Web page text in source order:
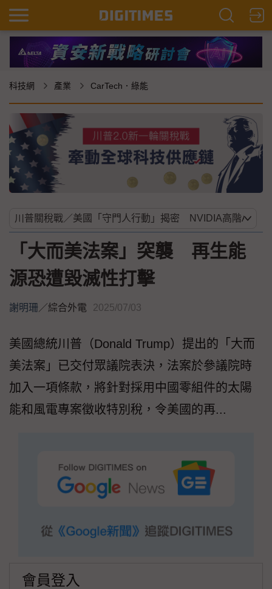
科技網 產業 CarTech．綠能
「大而美法案」突襲 再生能
源恐遭毀滅性打擊
謝明珊／綜合外電 2025/07/03
美國總統川普（Donald Trump）提出的「大而
美法案」已交付眾議院表決，法案於參議院時
加入一項條款，將針對採用中國零組件的太陽
能和風電專案徵收特別稅，令美國的再...
會員登入